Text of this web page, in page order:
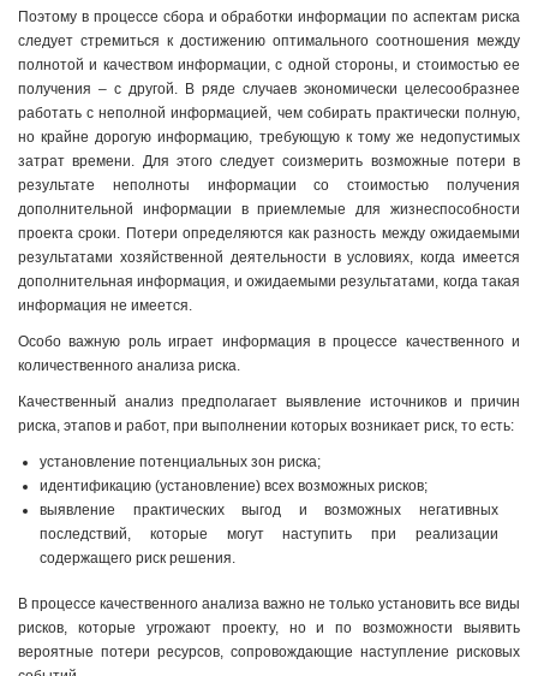
Поэтому в процессе сбора и обработки информации по аспектам риска
следует стремиться к достижению оптимального соотношения между
полнотой и качеством информации, с одной стороны, и стоимостью ее
получения – с другой. В ряде случаев экономически целесообразнее
работать с неполной информацией, чем собирать практически полную,
но крайне дорогую информацию, требующую к тому же недопустимых
затрат времени. Для этого следует соизмерить возможные потери в
результате неполноты информации со стоимостью получения
дополнительной информации в приемлемые для жизнеспособности
проекта сроки. Потери определяются как разность между ожидаемыми
результатами хозяйственной деятельности в условиях, когда имеется
дополнительная информация, и ожидаемыми результатами, когда такая
информация не имеется.
Особо важную роль играет информация в процессе качественного и
количественного анализа риска.
Качественный анализ предполагает выявление источников и причин
риска, этапов и работ, при выполнении которых возникает риск, то есть:
установление потенциальных зон риска;
идентификацию (установление) всех возможных рисков;
выявление практических выгод и возможных негативных
последствий, которые могут наступить при реализации
содержащего риск решения.
В процессе качественного анализа важно не только установить все виды
рисков, которые угрожают проекту, но и по возможности выявить
вероятные потери ресурсов, сопровождающие наступление рисковых